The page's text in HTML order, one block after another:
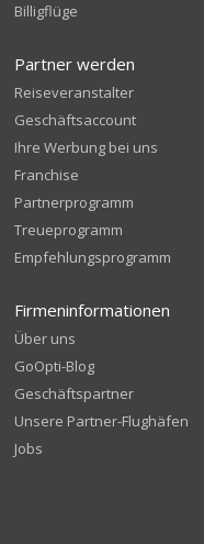
Billigflüge
Partner werden
Reiseveranstalter
Geschäftsaccount
Ihre Werbung bei uns
Franchise
Partnerprogramm
Treueprogramm
Empfehlungsprogramm
Firmeninformationen
Über uns
GoOpti-Blog
Geschäftspartner
Unsere Partner-Flughäfen
Jobs